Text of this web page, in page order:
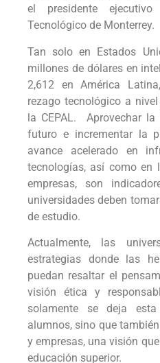
el presidente
Tecnológico de Monterrey.
Tan solo en Estados
millones de dólares en
2,612 en América
rezago tecnológico a
la CEPAL. Aprovechar
futuro e incrementar la
avance acelerado en
tecnologías, así como en
empresas, son
universidades deben
de estudio.
Actualmente, las
estrategias donde las
puedan resaltar el
visión ética y
solamente se deja
alumnos, sino que
y empresas, una visión
educación superior.